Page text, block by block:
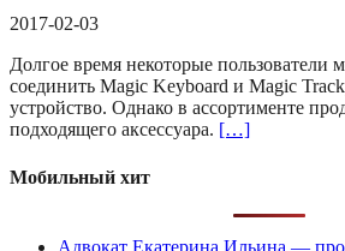
2017-02-03
Долгое время некоторые пользователи
соединить Magic Keyboard и Magic
устройство. Однако в ассортименте
подходящего аксессуара. […]
Мобильный хит
Адвокат Екатерина Ильина —